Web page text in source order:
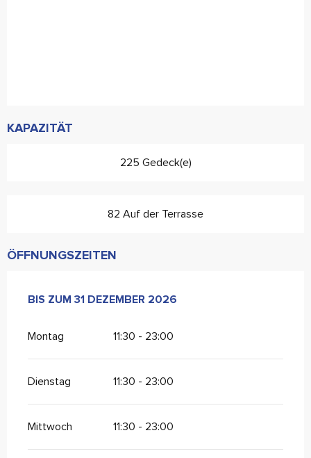
KAPAZITÄT
225 Gedeck(e)
82 Auf der Terrasse
ÖFFNUNGSZEITEN
VOM2 JANUAR 2026BIS ZUM
BIS ZUM 31 DEZEMBER 2026
Montag 11:30 - 23:00
Dienstag 11:30 - 23:00
Mittwoch 11:30 - 23:00